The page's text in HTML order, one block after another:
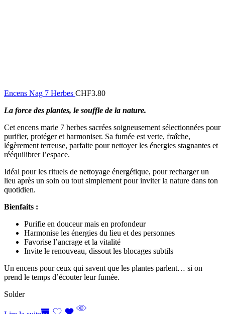
Encens Nag 7 Herbes CHF3.80
La force des plantes, le souffle de la nature.
Cet encens marie 7 herbes sacrées soigneusement sélectionnées pour
purifier, protéger et harmoniser. Sa fumée est verte, fraîche,
légèrement terreuse, parfaite pour nettoyer les énergies stagnantes et
rééquilibrer l’espace.
Idéal pour les rituels de nettoyage énergétique, pour recharger un
lieu après un soin ou tout simplement pour inviter la nature dans ton
quotidien.
Bienfaits :
Purifie en douceur mais en profondeur
Harmonise les énergies du lieu et des personnes
Favorise l’ancrage et la vitalité
Invite le renouveau, dissout les blocages subtils
Un encens pour ceux qui savent que les plantes parlent… si on
prend le temps d’écouter leur fumée.
Solder